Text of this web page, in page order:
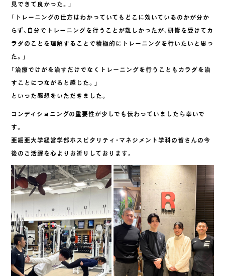
見できて良かった。」
「トレーニングの仕方はわかっていてもどこに効いているのかが分か
らず、自分でトレーニングを行うことが難しかったが、研修を受けてカ
ラダのことを理解することで積極的にトレーニングを行いたいと思っ
た。」
「治療でけがを治すだけでなくトレーニングを行うこともカラダを治
すことにつながると感じた。」
といった感想をいただきました。
コンディショニングの重要性が少しでも伝わっていましたら幸いで
す。
亜細亜大学経営学部ホスピタリティ・マネジメント学科の皆さんの今
後のご活躍を心よりお祈りしております。